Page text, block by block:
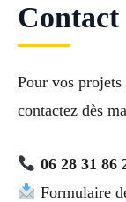
Contact
Pour vos projets
contactez dès
06 28 31 86
Formulaire